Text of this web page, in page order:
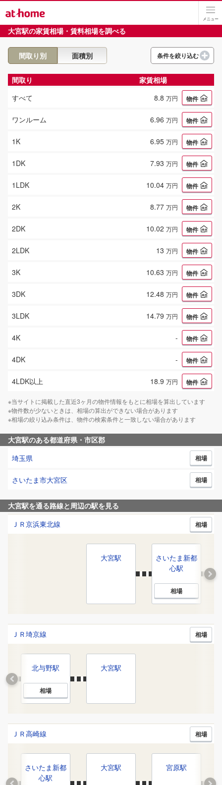
メニュー
大宮駅の家賃相場・賃料相場を調べる
間取り別 面積別 条件を絞り込む
物件種別
駅徒歩
間取り
家賃相場
すべて
8.8 万円 物件
ワンルーム 6.96 万円 物件
1K 6.95 万円 物件
1DK 7.93 万円 物件
1LDK 10.04 万円 物件
2K 8.77 万円 物件
2DK 10.02 万円 物件
2LDK 13 万円 物件
3K 10.63 万円 物件
3DK 12.48 万円 物件
3LDK 14.79 万円 物件
4K - 物件
4DK - 物件
4LDK以上 18.9 万円 物件
※当サイトに掲載した直近3ヶ月の物件情報をもとに相場を算出しています
※物件数が少ないときは、相場の算出ができない場合があります
※相場の絞り込み条件は、物件の検索条件と一致しない場合があります
大宮駅のある都道府県・市区郡
埼玉県
相場
さいたま市大宮区 相場
大宮駅を通る路線と周辺の駅を見る
ＪＲ京浜東北線
相場
大宮駅
さいたま新都
心駅
相場
ＪＲ埼京線 相場
北与野駅
相場
大宮駅
ＪＲ高崎線 相場
さいたま新都
心駅
大宮駅 宮原駅